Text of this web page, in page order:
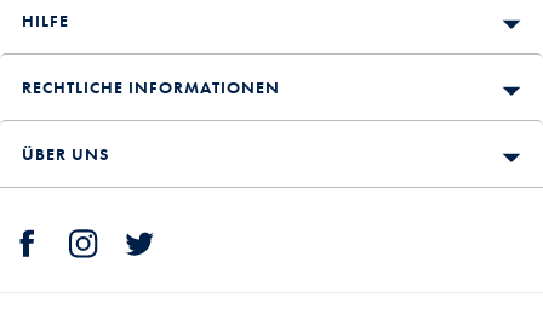
HILFE
RECHTLICHE INFORMATIONEN
ÜBER UNS